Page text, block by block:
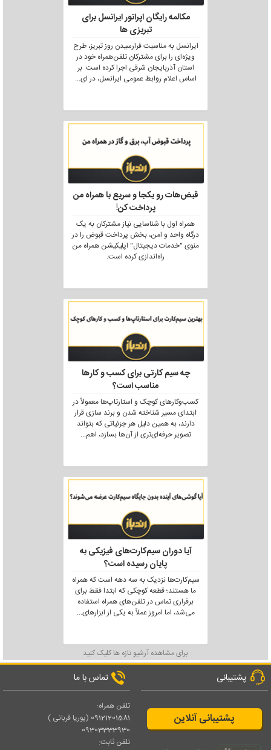
مکالمه رایگان اپراتور ایرانسل برای
تبریزی ها
ایرانسل به مناسبت فرارسیدن روز تبریز، طرح
ویژه‌ای را برای مشترکان تلفن‌همراه خود در
استان آذربایجان شرقی اجرا کرده است. بر
اساس اعلام روابط عمومی ایرانسل، در ای...
قبض‌هات رو یکجا و سریع با همراه من
پرداخت کن!
همراه اول با شناسایی نیاز مشترکان به یک
درگاه واحد و امن، بخش پرداخت قبوض را در
منوی "خدمات دیجیتال" اپلیکیشن همراه من
راه‌اندازی کرده است.
چه سیم کارتی برای کسب و کارها
مناسب است؟
کسب‌وکارهای کوچک و استارتاپ‌ها معمولاً در
ابتدای مسیر شناخته شدن و برند سازی قرار
دارند، به همین دلیل هر جزئیاتی که بتواند
تصویر حرفه‌ای‌تری از آن‌ها بسازد، اهم...
آیا دوران سیم‌کارت‌های فیزیکی به
پایان رسیده است؟
سیم‌کارت‌ها نزدیک به سه دهه است که همراه
ما هستند؛ قطعه کوچکی که ابتدا فقط برای
برقراری تماس در تلفن‌های همراه استفاده
می‌شد، اما امروز عملاً به یکی از ابزارهای...
برای مشاهده آرشیو تازه ها کلیک کنید
پشتیبانی
پشتیبانی آنلاین
تماس با ما
تلفن همراه:
09121201581 (پوریا قربانی )
09303333930
تلفن ثابت: